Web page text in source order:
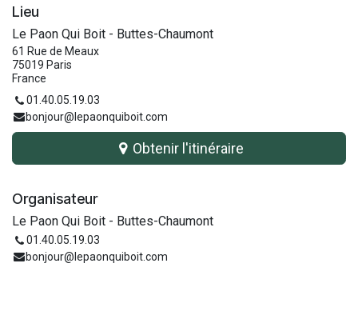
Lieu
Le Paon Qui Boit - Buttes-Chaumont
61 Rue de Meaux
75019 Paris
France
01.40.05.19.03
bonjour@lepaonquiboit.com
Obtenir l'itinéraire
Organisateur
Le Paon Qui Boit - Buttes-Chaumont
01.40.05.19.03
bonjour@lepaonquiboit.com